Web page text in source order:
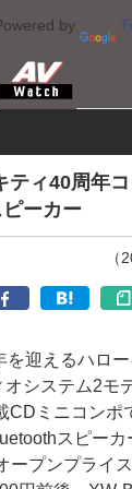
by
ティ40周年
ーカー
（
迎えるハロ
システム2モ
CDミニコンポ
スピー
ープンプライ